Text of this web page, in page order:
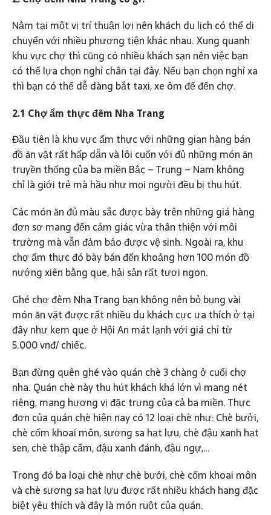
Nằm tại một vị trí thuận lợi nên khách du lịch có thể di
chuyển với nhiều phương tiện khác nhau. Xung quanh
khu vực chợ thì cũng có nhiều khách sạn nên việc bạn
có thể lựa chọn nghỉ chân tại đây. Nếu bạn chọn nghỉ xa
thì bạn có thể dễ dàng bắt taxi, xe ôm để đến chợ.
2.1 Chợ ẩm thực đêm Nha Trang
Đầu tiên là khu vực ẩm thực với những gian hàng bán
đồ ăn vặt rất hấp dẫn và lôi cuốn với đủ những món ăn
truyền thống của ba miền Bắc – Trung – Nam không
chỉ là giới trẻ mà hầu như mọi người đều bị thu hút.
Các món ăn đủ màu sắc được bày trên những giá hàng
đơn sơ mang đến cảm giác vừa thân thiện với môi
trường mà vẫn đảm bảo được vệ sinh. Ngoài ra, khu
chợ ẩm thực đó bày bán đến khoảng hơn 100 món đồ
nướng xiên bằng que, hải sản rất tươi ngon.
Ghé chợ đêm Nha Trang bạn không nên bỏ bụng vài
món ăn vặt được rất nhiều du khách cực ưa thích ở tại
đây như kem que ở Hội An mát lạnh với giá chỉ từ
5.000 vnđ/ chiếc.
Bạn đừng quên ghé vào quán chè 3 chàng ở cuối chợ
nha. Quán chè này thu hút khách khá lớn vì mang nét
riêng, mang hương vị đặc trưng của cả ba miền. Thực
đơn của quán chè hiện nay có 12 loại chè như: Chè bưởi,
chè cốm khoai môn, sương sa hạt lựu, chè đậu xanh hạt
sen, chè thập cẩm, đậu xanh đánh, đậu ngự,…
Trong đó ba loại chè như chè bưởi, chè cốm khoai môn
và chè sương sa hạt lựu được rất nhiều khách hang đặc
biệt yêu thích và đây là món ruột của quán.